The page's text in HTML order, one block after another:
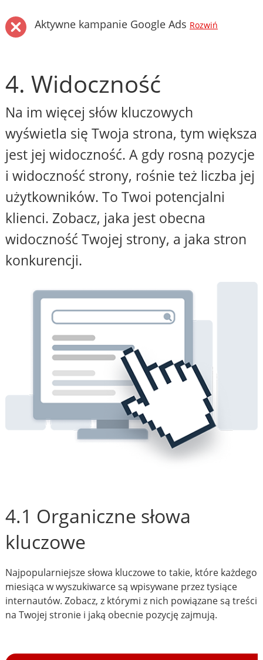
Aktywne kampanie Google Ads Rozwiń
4. Widoczność
Na im więcej słów kluczowych
wyświetla się Twoja strona, tym większa
jest jej widoczność. A gdy rosną pozycje
i widoczność strony, rośnie też liczba jej
użytkowników. To Twoi potencjalni
klienci. Zobacz, jaka jest obecna
widoczność Twojej strony, a jaka stron
konkurencji.
4.1 Organiczne słowa
kluczowe
Najpopularniejsze słowa kluczowe to takie, które każdego
miesiąca w wyszukiwarce są wpisywane przez tysiące
internautów. Zobacz, z którymi z nich powiązane są treści
na Twojej stronie i jaką obecnie pozycję zajmują.